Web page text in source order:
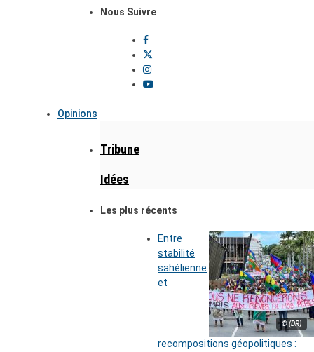
Nous Suivre
Opinions
Tribune
Idées
Les plus récents
© (DR)
Entre
stabilité
sahélienne
et
recompositions géopolitiques :